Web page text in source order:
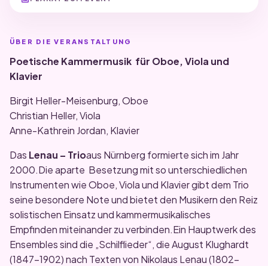
ÜBER DIE VERANSTALTUNG
Poetische Kammermusik für Oboe, Viola und
Klavier
Birgit Heller-Meisenburg, Oboe
Christian Heller, Viola
Anne-Kathrein Jordan, Klavier
Das Lenau – Trioaus Nürnberg formierte sich im Jahr
2000.Die aparte Besetzung mit so unterschiedlichen
Instrumenten wie Oboe, Viola und Klavier gibt dem Trio
seine besondere Note und bietet den Musikern den Reiz
solistischen Einsatz und kammermusikalisches
Empfinden miteinander zu verbinden.Ein Hauptwerk des
Ensembles sind die „Schilflieder“, die August Klughardt
(1847-1902) nach Texten von Nikolaus Lenau (1802-